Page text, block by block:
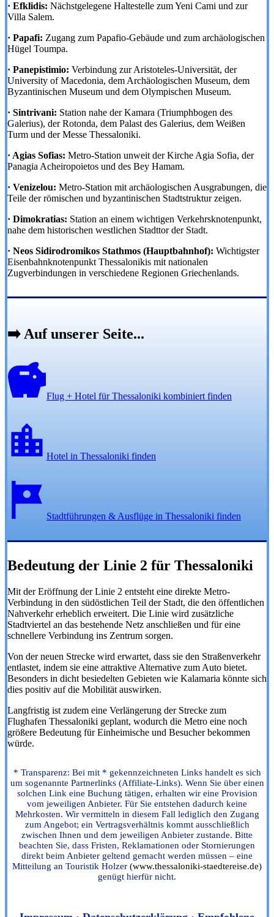
· Efklidis: Nächstgelegene Haltestelle zum Yeni Cami und zur
Villa Salem.
· Papafi: Zugang zum Papafio-Gebäude und zum archäologischen
Hügel Toumpa.
· Panepistimio: Verbindung zur Aristoteles-Universität, der
University of Macedonia, dem Archäologischen Museum, dem
Byzantinischen Museum und dem Olympischen Museum.
· Sintrivani: Station nahe der Kamara (Triumphbogen des
Galerius), der Rotonda, dem Palast des Galerius, dem Weißen
Turm und der Messe Thessaloniki.
· Agias Sofias: Metro-Station unweit der Kirche Agia Sofia, der
Panagia Acheiropoietos und des Bey Hamam.
· Venizelou: Metro-Station mit archäologischen Ausgrabungen, die
Teile der römischen und byzantinischen Stadtstruktur zeigen.
· Dimokratias: Station an einem wichtigen Verkehrsknotenpunkt,
nahe dem historischen westlichen Stadttor der Stadt.
· Neos Sidirodromikos Stathmos (Hauptbahnhof): Wichtigster
Eisenbahnknotenpunkt Thessalonikis mit nationalen
Zugverbindungen in verschiedene Regionen Griechenlands.
➡️ Auf unserer Seite...
Flug + Hotel für Thessaloniki kombiniert finden
Hotel in Thessaloniki finden
Stadtführungen & Ausflüge in Thessaloniki finden
Bedeutung der Linie 2 für Thessaloniki
Mit der Eröffnung der Linie 2 entsteht eine direkte Metro-
Verbindung in den südöstlichen Teil der Stadt, die den öffentlichen
Nahverkehr erheblich erweitert. Die Linie wird zusätzliche
Stadtviertel an das bestehende Netz anschließen und für eine
schnellere Verbindung ins Zentrum sorgen.
Von der neuen Strecke wird erwartet, dass sie den Straßenverkehr
entlastet, indem sie eine attraktive Alternative zum Auto bietet.
Besonders in dicht besiedelten Gebieten wie Kalamaria könnte sich
dies positiv auf die Mobilität auswirken.
Langfristig ist zudem eine Verlängerung der Strecke zum
Flughafen Thessaloniki geplant, wodurch die Metro eine noch
größere Bedeutung für Einheimische und Besucher bekommen
würde.
* Transparenz: Bei mit * gekennzeichneten Links handelt es sich
um sogenannte Partnerlinks (Affiliate-Links). Wenn Sie über einen
solchen Link eine Buchung tätigen, erhalten wir eine Provision
vom jeweiligen Anbieter. Für Sie entstehen dadurch keine
Mehrkosten. Wir vermitteln in diesem Fall lediglich den Zugang
zum Angebot; ein Vertragsverhältnis kommt ausschließlich
zwischen Ihnen und dem jeweiligen Anbieter zustande. Bitte
beachten Sie, dass Fristen, Reklamationen oder Stornierungen
direkt beim Anbieter geltend gemacht werden müssen – eine
Mitteilung an Touristik Holzer (www.thessaloniki-staedtereise.de)
genügt hierfür nicht.